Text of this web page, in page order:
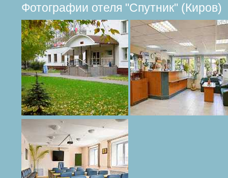
Фотографии отеля "Спутник" (Киров)